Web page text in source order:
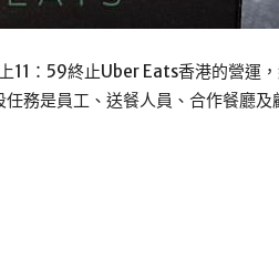
11：59終止Uber Eats香港的營運
務是員工、送餐人員、合作餐廳及